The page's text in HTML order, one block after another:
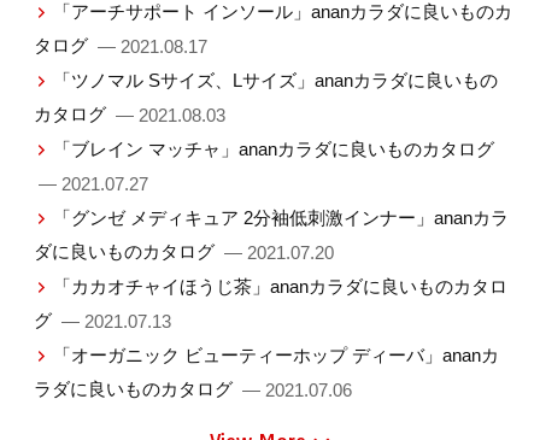
「アーチサポート インソール」ananカラダに良いものカ
タログ — 2021.08.17
「ツノマル Sサイズ、Lサイズ」ananカラダに良いもの
カタログ — 2021.08.03
「ブレイン マッチャ」ananカラダに良いものカタログ
— 2021.07.27
「グンゼ メディキュア 2分袖低刺激インナー」ananカラ
ダに良いものカタログ — 2021.07.20
「カカオチャイほうじ茶」ananカラダに良いものカタロ
グ — 2021.07.13
「オーガニック ビューティーホップ ディーバ」ananカ
ラダに良いものカタログ — 2021.07.06